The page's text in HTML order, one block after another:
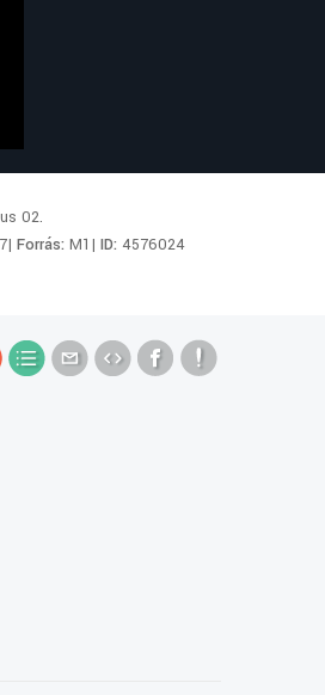
02.
Forrás:M1|ID:4576024